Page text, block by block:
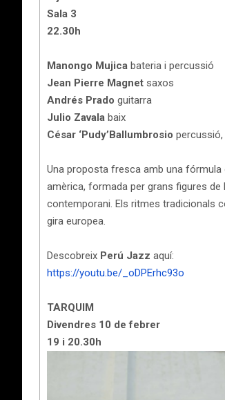
Sala 3
22.30h
Manongo Mujica bateria i percussió
Jean Pierre Magnet saxos
Andrés Prado guitarra
Julio Zavala baix
César ‘Pudy’Ballumbrosio
Una proposta fresca amb una fórmula
amèrica, formada per grans figures de
contemporani. Els ritmes tradicionals
gira europea.
Descobreix Perú Jazz aquí:
https://youtu.be/_oDPErhc93o
TARQUIM
Divendres 10 de febrer
19 i 20.30h